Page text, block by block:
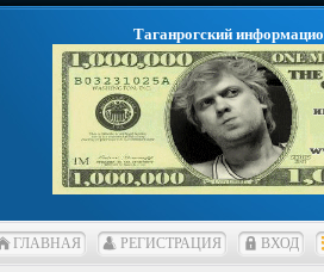
Таганрогский
ГЛАВНАЯ РЕГИСТРАЦИЯ ВХОД